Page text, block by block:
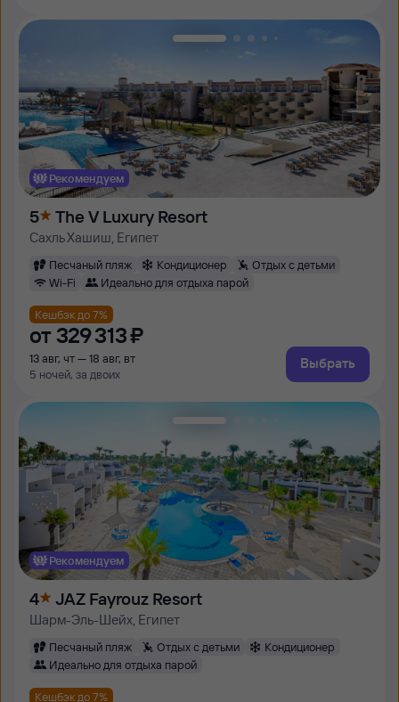
Рекомендуем
5 The V Luxury Resort
Сахль Хашиш, Египет
Песчаный пляж Кондиционер
Отдых с детьми
Wi-Fi
Идеально для отдыха парой
Кешбэк до 7%
от 329 ⁠313 ⁠₽
13 авг, чт — 18 авг, вт
5 ночей, за двоих
Выбрать
Рекомендуем
4 JAZ Fayrouz Resort
Шарм-Эль-Шейх, Египет
Песчаный пляж Отдых с детьми
Кондиционер
Идеально для отдыха парой
Кешбэк до 7%